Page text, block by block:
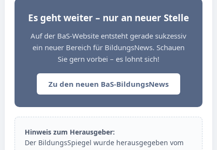
Es geht weiter – nur an neuer Stelle
Auf der BaS-Website entsteht gerade sukzessiv
ein neuer Bereich für BildungsNews. Schauen
Sie gern vorbei – es lohnt sich!
Zu den neuen BaS-BildungsNews
Hinweis zum Herausgeber:
Der BildungsSpiegel wurde herausgegeben vom